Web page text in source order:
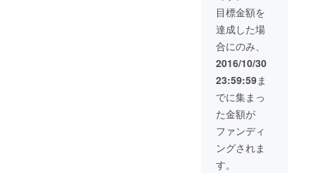
た方は
セミ
ナー終
了後そ
のまま
店舗で
お食事
やお酒
を楽し
んでい
ただく
ことも
可能で
す。
員様は
2000円
で21:00
以降の
BARタ
イムま
で飲み
放題を
延長す
ること
も可能
です ■
お店
オープ
す。
（開始
時刻を
過ぎて
からの
入店も
可能で
すが終
了の時
刻は変
更でき
ませ
ん。）
■CAMP
公開の
ため会
員にな
られた
お客様
にメー
別に送
付致し
ます。
・お店
は
19:00~
21:00の
ができ
ます。
（1グ
ループ
12名様
までご
予約い
ただけ
ます）
・お店
はWeb
からの
完全予
会員に
なった
通常会
員様は
年会費
20000
円がか
かりま
す） ・
この会
員権を
ご購入
頂いた
目標金額を
達成した場
合にのみ、
2016/10/30
23:59:59ま
でに集まっ
た金額が
ファンディ
ングされま
す。